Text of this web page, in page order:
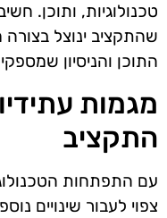
טכנולוגיות, ותוכן.
שהתקציב ינוצל
התוכן והניסיון
מגמות
התקציב
עם התפתחות
צפוי לעבור שינויים